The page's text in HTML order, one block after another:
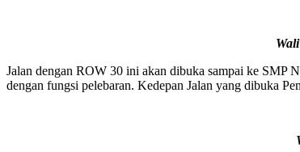
Jalan dengan ROW 30 ini akan dibuka sampai ke SMP
dengan fungsi pelebaran. Kedepan Jalan yang dibuka